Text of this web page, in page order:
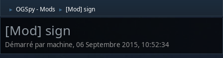
► OGSpy - Mods ► [Mod] sign
[Mod] sign
Démarré par machine, 06 Septembre 2015, 10:52:34